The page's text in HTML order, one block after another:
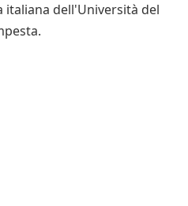
dell'Università del